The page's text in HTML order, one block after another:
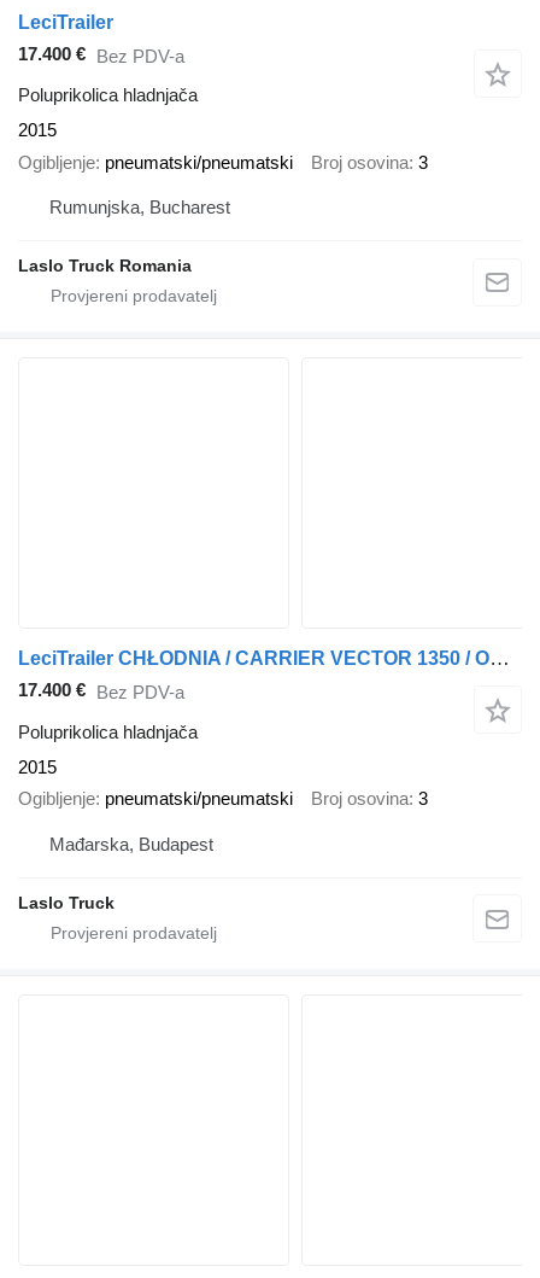
LeciTrailer
17.400 € Bez PDV-a
Poluprikolica hladnjača
2015
Ogibljenje pneumatski/pneumatski Broj osovina 3
Rumunjska, Bucharest
Laslo Truck Romania
LeciTrailer CHŁODNIA / CARRIER VECTOR 1350 / OŚ PODNOSZONA / OSIE SAF
17.400 € Bez PDV-a
Poluprikolica hladnjača
2015
Ogibljenje pneumatski/pneumatski Broj osovina 3
Mađarska, Budapest
Laslo Truck